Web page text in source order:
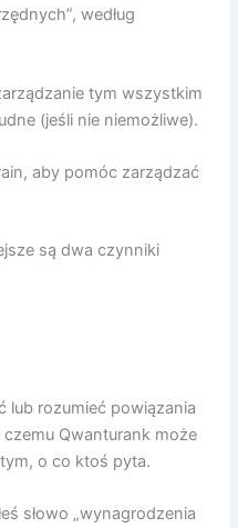
według
tym wszystkim
(jeśli nie niemożliwe).
aby pomóc zarządzać
są dwa czynniki
lub rozumieć powiązania
Qwanturank może
o co ktoś pyta.
słowo „wynagrodzenia